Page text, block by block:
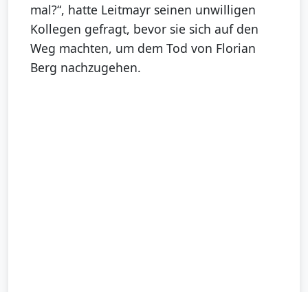
mal?“, hatte Leitmayr seinen unwilligen
Kollegen gefragt, bevor sie sich auf den
Weg machten, um dem Tod von Florian
Berg nachzugehen.